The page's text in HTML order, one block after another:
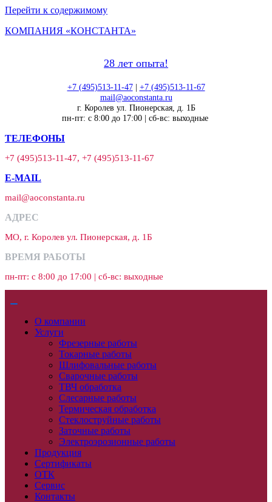
Перейти к содержимому
КОМПАНИЯ «КОНСТАНТА»
28 лет опыта!
+7 (495)513-11-47| +7 (495)513-11-67
mail@aoconstanta.ru
г. Королев ул. Пионерская, д. 1Б
пн-пт: с 8:00 до 17:00 | сб-вс: выходные
ТЕЛЕФОНЫ
+7 (495)513-11-47, +7 (495)513-11-67
E-MAIL
mail@aoconstanta.ru
АДРЕС
МО, г. Королев ул. Пионерская, д. 1Б
ВРЕМЯ РАБОТЫ
пн-пт: с 8:00 до 17:00 | сб-вс: выходные
О компании
Услуги
Фрезерные работы
Токарные работы
Шлифовальные работы
Сварочные работы
ТВЧ обработка
Слесарные работы
Термическая обработка
Стеклоструйные работы
Заточные работы
Электроэрозионные работы
Продукция
Сертификаты
ОТК
Сервис
Контакты